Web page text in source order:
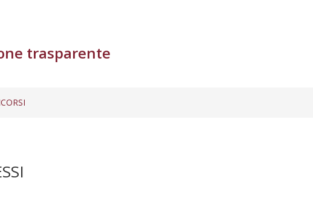
trasparente